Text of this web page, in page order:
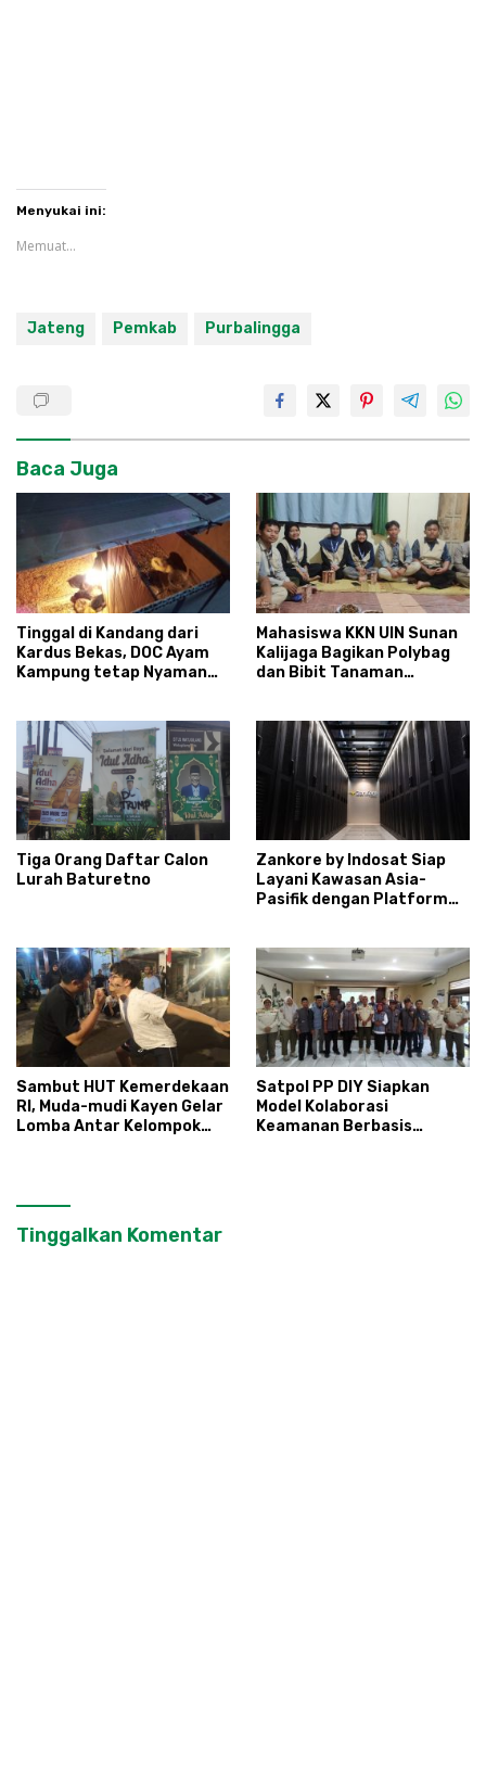
Menyukai ini:
Memuat...
Jateng Pemkab Purbalingga
Baca Juga
Tinggal di Kandang dari
Kardus Bekas, DOC Ayam
Kampung tetap Nyaman
Mahasiswa KKN UIN Sunan
Kalijaga Bagikan Polybag
dan Bibit Tanaman
Tiga Orang Daftar Calon
Lurah Baturetno
Zankore by Indosat Siap
Layani Kawasan Asia-
Pasifik dengan Platform
Sambut HUT Kemerdekaan
RI, Muda-mudi Kayen Gelar
Lomba Antar Kelompok
Satpol PP DIY Siapkan
Model Kolaborasi
Keamanan Berbasis
Tinggalkan Komentar